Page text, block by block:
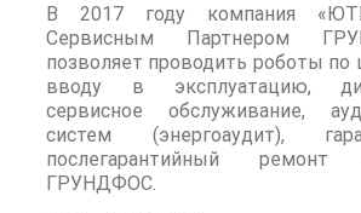
В 2017 году компания
Сервисным Партнером
позволяет проводить роботы
вводу в эксплуатацию,
сервисное обслуживание,
систем (энергоаудит),
послегарантийный ремонт
ГРУНДФОС.